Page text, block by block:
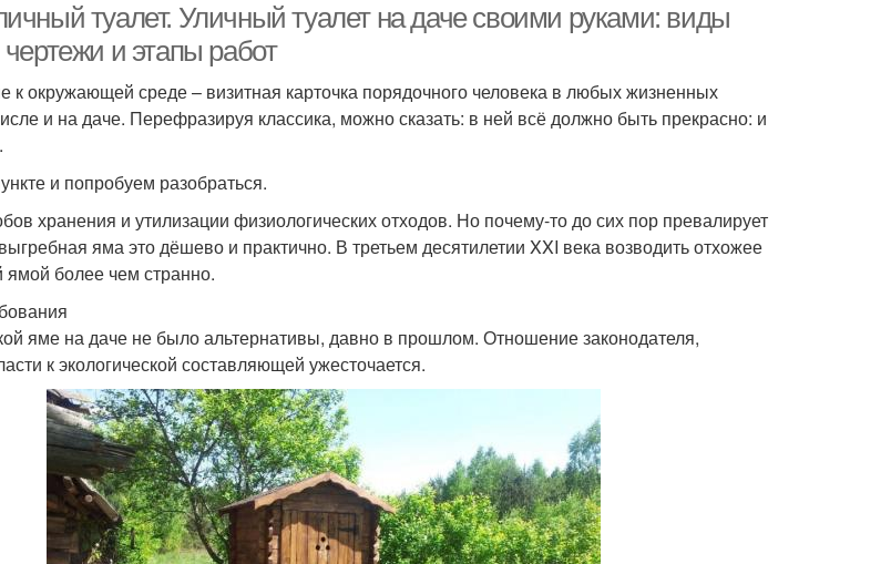
туалет. Уличный туалет на даче своими руками: виды
чертежи и этапы работ
к окружающей среде – визитная карточка порядочного человека в любых жизненных
и на даче. Перефразируя классика, можно сказать: в ней всё должно быть прекрасно: и
и попробуем разобраться.
хранения и утилизации физиологических отходов. Но почему-то до сих пор превалирует
яма это дёшево и практично. В третьем десятилетии XXI века возводить отхожее
ямой более чем странно.
яме на даче не было альтернативы, давно в прошлом. Отношение законодателя,
к экологической составляющей ужесточается.